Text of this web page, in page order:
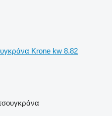
Krone kw 8.82